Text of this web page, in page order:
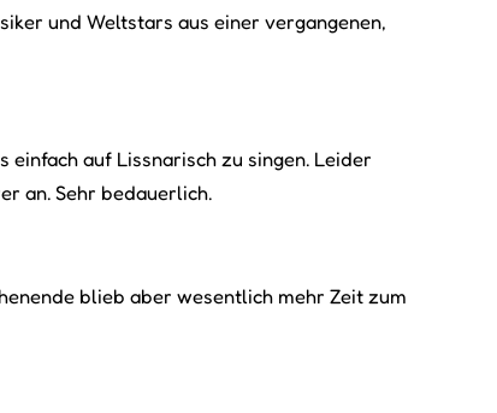
und Weltstars aus einer vergangenen,
auf Lissnarisch zu singen. Leider
an. Sehr bedauerlich.
blieb aber wesentlich mehr Zeit zum